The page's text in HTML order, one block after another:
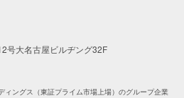
号大名古屋ビルヂング32F
ィングス（東証プライム市場上場）のグループ企業